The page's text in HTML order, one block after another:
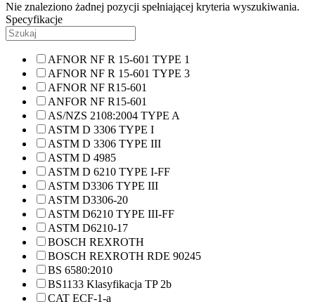
Nie znaleziono żadnej pozycji spełniającej kryteria wyszukiwania.
Specyfikacje
AFNOR NF R 15-601 TYPE 1
AFNOR NF R 15-601 TYPE 3
AFNOR NF R15-601
ANFOR NF R15-601
AS/NZS 2108:2004 TYPE A
ASTM D 3306 TYPE I
ASTM D 3306 TYPE III
ASTM D 4985
ASTM D 6210 TYPE I-FF
ASTM D3306 TYPE III
ASTM D3306-20
ASTM D6210 TYPE III-FF
ASTM D6210-17
BOSCH REXROTH
BOSCH REXROTH RDE 90245
BS 6580:2010
BS1133 Klasyfikacja TP 2b
CAT ECF-1-a